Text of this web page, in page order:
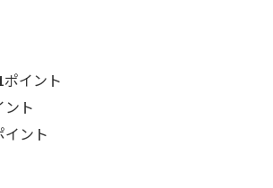
イント
ト
ント